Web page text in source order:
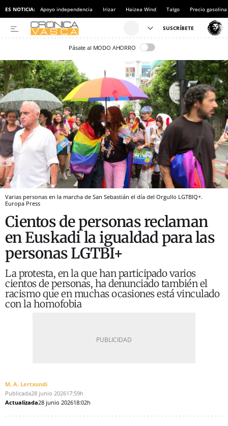
ES NOTICIA: Apoyo independencia Irizar Haizea Wind Talgo Precio gasolina
Pásate al MODO AHORRO
Varias personas en la marcha de San Sebastián el día del Orgullo LGTBIQ+.
Europa Press
Cientos de personas reclaman
en Euskadi la igualdad para las
personas LGTBI+
La protesta, en la que han participado varios
cientos de personas, ha denunciado también el
racismo que en muchas ocasiones está vinculado
con la homofobia
M. A. Lertxundi
Publicada28 junio 202617:59h
Actualizada28 junio 202618:02h